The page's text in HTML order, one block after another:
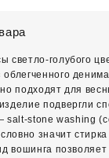
светло-голубого
подходят для
подвергли
salt-stone washing
значит
вошинга позволяет